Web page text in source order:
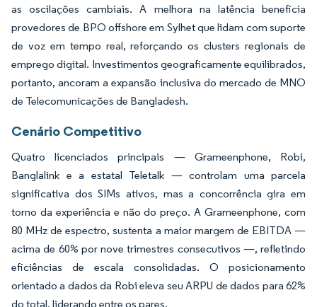
as oscilações cambiais. A melhora na latência beneficia
provedores de BPO offshore em Sylhet que lidam com suporte
de voz em tempo real, reforçando os clusters regionais de
emprego digital. Investimentos geograficamente equilibrados,
portanto, ancoram a expansão inclusiva do mercado de MNO
de Telecomunicações de Bangladesh.
Cenário Competitivo
Quatro licenciados principais — Grameenphone, Robi,
Banglalink e a estatal Teletalk — controlam uma parcela
significativa dos SIMs ativos, mas a concorrência gira em
torno da experiência e não do preço. A Grameenphone, com
80 MHz de espectro, sustenta a maior margem de EBITDA —
acima de 60% por nove trimestres consecutivos —, refletindo
eficiências de escala consolidadas. O posicionamento
orientado a dados da Robi eleva seu ARPU de dados para 62%
do total, liderando entre os pares.